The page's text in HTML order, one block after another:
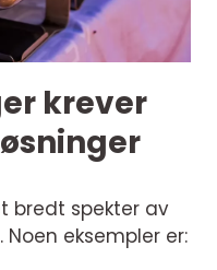
krever
bredt spekter av
eksempler er: